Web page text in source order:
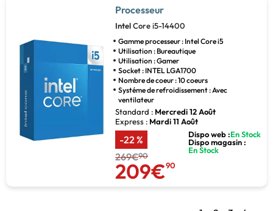
Processeur
IntelCore i5-14400
Gamme processeur : Intel Core i5
Utilisation : Bureautique
Utilisation : Gamer
Socket : INTEL LGA1700
Nombre de coeur : 10 coeurs
Systéme de refroidissement : Avec
ventilateur
Standard : Mercredi 12 Août
Express : Mardi 11 Août
-22 %
269€90
209€90
Dispo web :En Stock
Dispo magasin :
En Stock